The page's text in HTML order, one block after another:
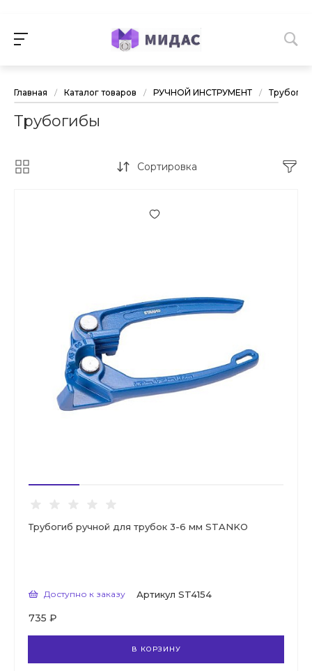
Главная / Каталог товаров / РУЧНОЙ ИНСТРУМЕНТ /
Трубогибы
Сортировка
Трубогиб ручной для трубок 3-6 мм STANKO
Доступно к заказу Артикул ST4154
735 ₽
В КОРЗИНУ